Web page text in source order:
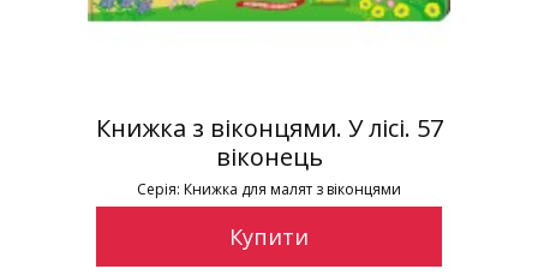
Книжка з віконцями. У лісі. 57
віконець
Серія: Книжка для малят з віконцями
Купити